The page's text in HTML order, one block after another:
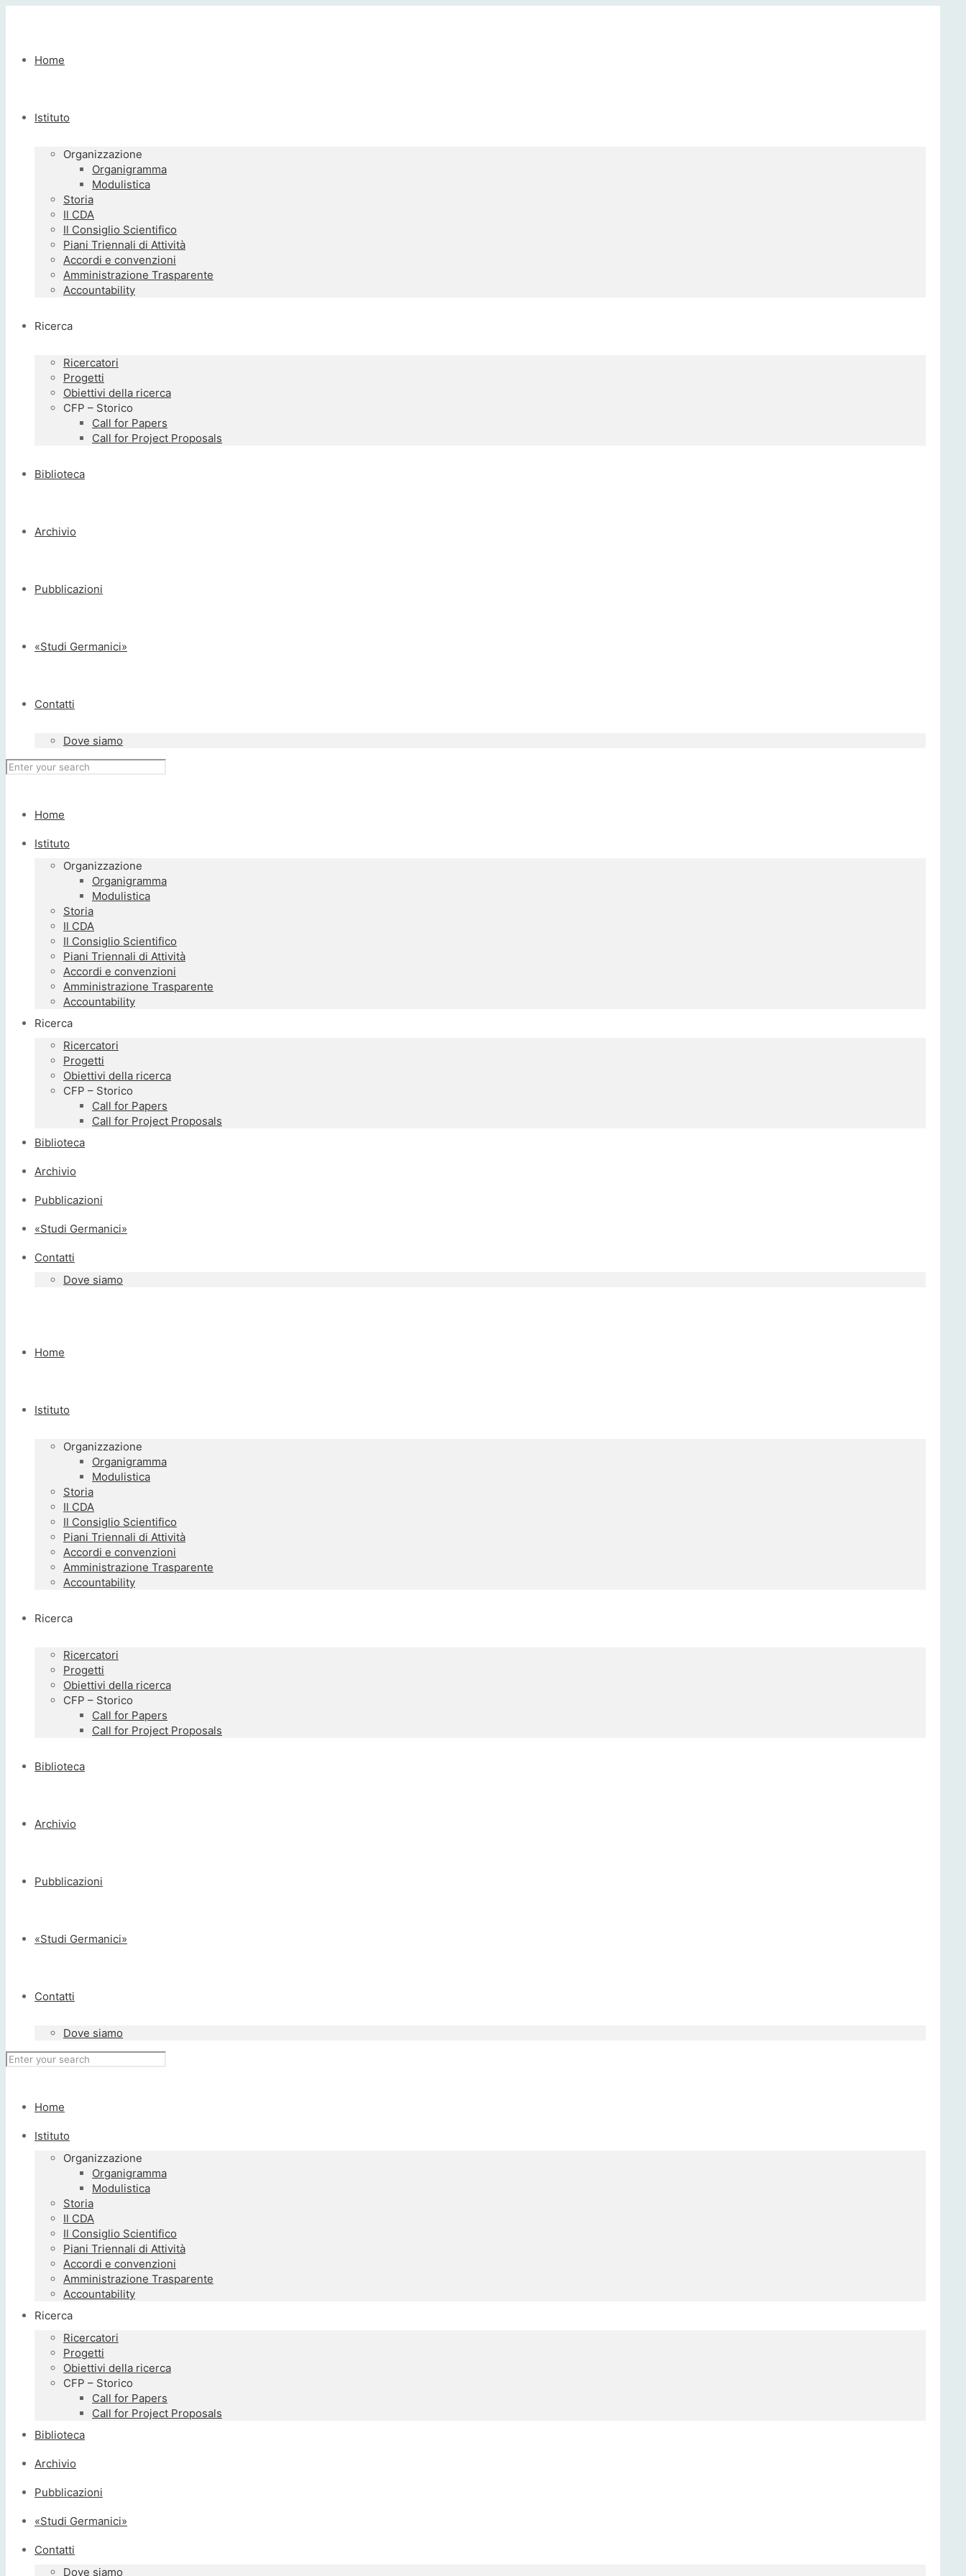
Home
Istituto
Organizzazione
Organigramma
Modulistica
Storia
Il CDA
Il Consiglio Scientifico
Piani Triennali di Attività
Accordi e convenzioni
Amministrazione Trasparente
Accountability
Ricerca
Ricercatori
Progetti
Obiettivi della ricerca
CFP – Storico
Call for Papers
Call for Project Proposals
Biblioteca
Archivio
Pubblicazioni
«Studi Germanici»
Contatti
Dove siamo
Home
Istituto
Organizzazione
Organigramma
Modulistica
Storia
Il CDA
Il Consiglio Scientifico
Piani Triennali di Attività
Accordi e convenzioni
Amministrazione Trasparente
Accountability
Ricerca
Ricercatori
Progetti
Obiettivi della ricerca
CFP – Storico
Call for Papers
Call for Project Proposals
Biblioteca
Archivio
Pubblicazioni
«Studi Germanici»
Contatti
Dove siamo
Home
Istituto
Organizzazione
Organigramma
Modulistica
Storia
Il CDA
Il Consiglio Scientifico
Piani Triennali di Attività
Accordi e convenzioni
Amministrazione Trasparente
Accountability
Ricerca
Ricercatori
Progetti
Obiettivi della ricerca
CFP – Storico
Call for Papers
Call for Project Proposals
Biblioteca
Archivio
Pubblicazioni
«Studi Germanici»
Contatti
Dove siamo
Home
Istituto
Organizzazione
Organigramma
Modulistica
Storia
Il CDA
Il Consiglio Scientifico
Piani Triennali di Attività
Accordi e convenzioni
Amministrazione Trasparente
Accountability
Ricerca
Ricercatori
Progetti
Obiettivi della ricerca
CFP – Storico
Call for Papers
Call for Project Proposals
Biblioteca
Archivio
Pubblicazioni
«Studi Germanici»
Contatti
Dove siamo